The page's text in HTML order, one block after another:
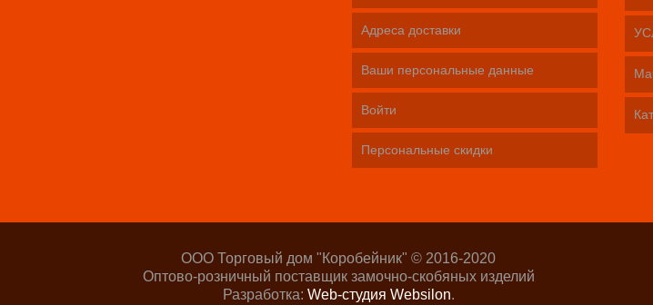
Адреса доставки
Ваши персональные данные
Войти
Персональные скидки
ООО Торговый дом "Коробейник" © 2016-2020
Оптово-розничный поставщик замочно-скобяных изделий
Разработка: Web-студия Websilon.